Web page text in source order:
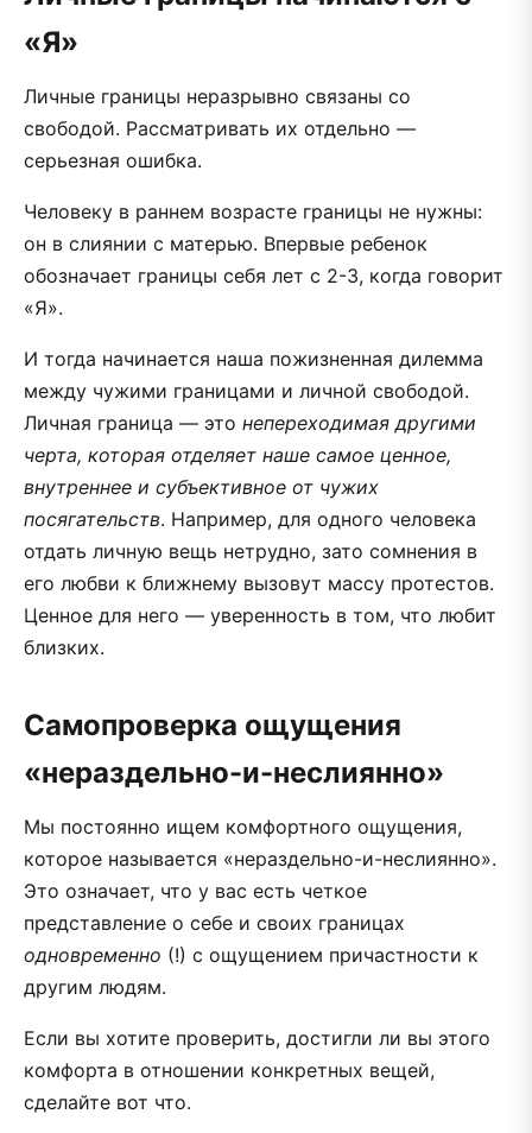
«Я»
Личные границы неразрывно связаны со
свободой. Рассматривать их отдельно —
серьезная ошибка.
Человеку в раннем возрасте границы не нужны:
он в слиянии с матерью. Впервые ребенок
обозначает границы себя лет с 2-3, когда говорит
«Я».
И тогда начинается наша пожизненная дилемма
между чужими границами и личной свободой.
Личная граница — это непереходимая другими
черта, которая отделяет наше самое ценное,
внутреннее и субъективное от чужих
посягательств. Например, для одного человека
отдать личную вещь нетрудно, зато сомнения в
его любви к ближнему вызовут массу протестов.
Ценное для него — уверенность в том, что любит
близких.
Самопроверка ощущения
«нераздельно-и-неслиянно»
Мы постоянно ищем комфортного ощущения,
которое называется «нераздельно-и-неслиянно».
Это означает, что у вас есть четкое
представление о себе и своих границах
одновременно (!) с ощущением причастности к
другим людям.
Если вы хотите проверить, достигли ли вы этого
комфорта в отношении конкретных вещей,
сделайте вот что.